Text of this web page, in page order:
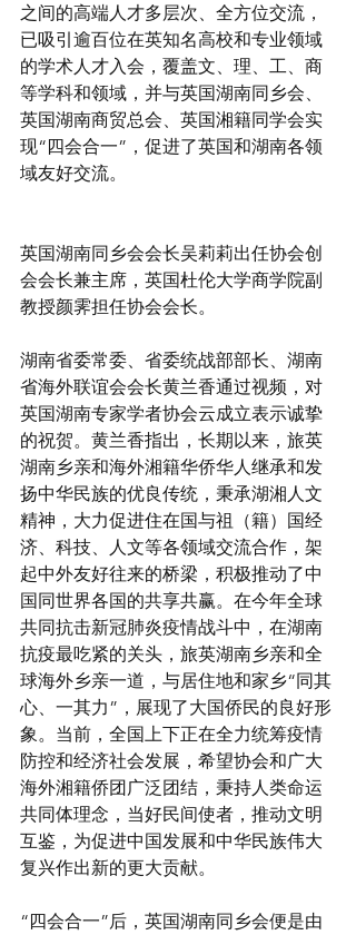
之间的高端人才多层次、全方位交流，
已吸引逾百位在英知名高校和专业领域
的学术人才入会，覆盖文、理、工、商
等学科和领域， 并与英国湖南同乡会、
英国湖南商贸总会、英国湘籍同学会实
现“四会合一”，促进了英国和湖南各领
域友好交流。
英国湖南同乡会会长吴莉莉出任协会创
会会长兼主席，英国杜伦大学商学院副
教授颜霁担任协会会长。
湖南省委常委、省委统战部部长、湖南
省海外联谊会会长黄兰香通过视频，对
英国湖南专家学者协会云成立表示诚挚
的祝贺。黄兰香指出，长期以来，旅英
湖南乡亲和海外湘籍华侨华人继承和发
扬中华民族的优良传统，秉承湖湘人文
精神，大力促进住在国与祖（籍）国经
济、科技、人文等各领域交流合作，架
起中外友好往来的桥梁，积极推动了中
国同世界各国的共享共赢。在今年全球
共同抗击新冠肺炎疫情战斗中，在湖南
抗疫最吃紧的关头，旅英湖南乡亲和全
球海外乡亲一道，与居住地和家乡“同其
心、一其力”，展现了大国侨民的良好形
象。当前，全国上下正在全力统筹疫情
防控和经济社会发展，希望协会和广大
海外湘籍侨团广泛团结，秉持人类命运
共同体理念，当好民间使者，推动文明
互鉴，为促进中国发展和中华民族伟大
复兴作出新的更大贡献。
“四会合一”后，英国湖南同乡会便是由